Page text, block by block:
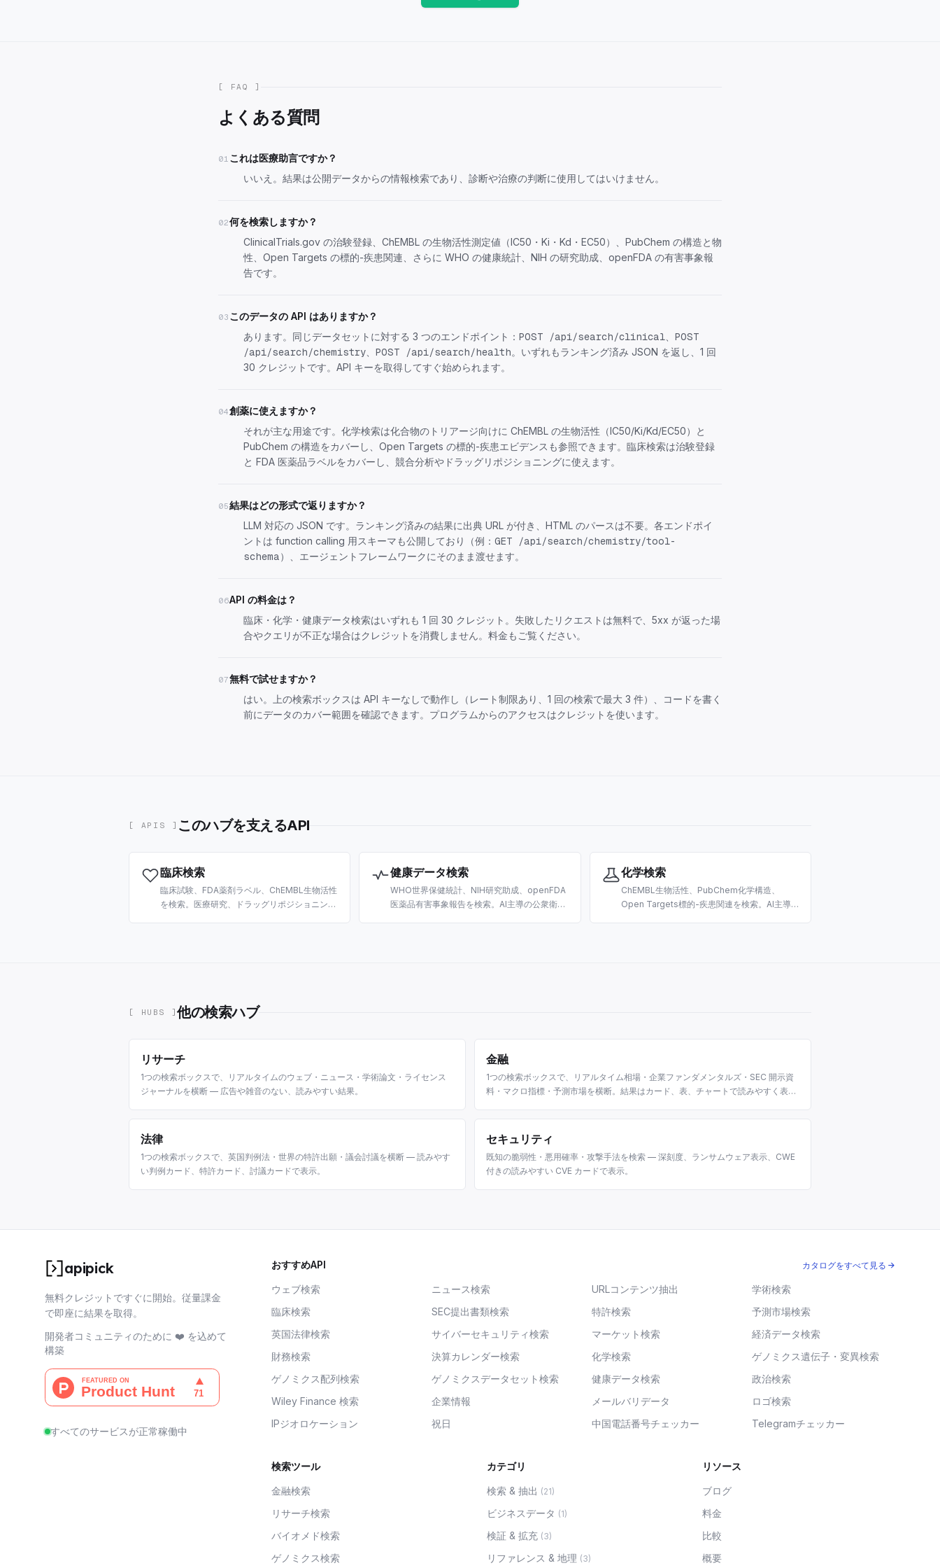
[ FAQ ]
よくある質問
01 これは医療助言ですか？
いいえ。結果は公開データからの情報検索であり、診断や治療の判断に使用してはいけません。
02何を検索しますか？
ClinicalTrials.gov の治験登録、ChEMBL の生物活性測定値（IC50・Ki・Kd・EC50）、PubChem の構造と物
性、Open Targets の標的-疾患関連、さらに WHO の健康統計、NIH の研究助成、openFDA の有害事象報
告です。
03 このデータの API はありますか？
あります。同じデータセットに対する 3 つのエンドポイント： POST /api/search/clinical
POST
/api/search/chemistry
POST /api/search/health。いずれもランキング済み JSON を返し、1 回
30 クレジットです。 API キーを取得してすぐ始められます。
04創薬に使えますか？
それが主な用途です。化学検索は化合物のトリアージ向けに ChEMBL の生物活性（IC50/Ki/Kd/EC50）と
PubChem の構造をカバーし、Open Targets の標的-疾患エビデンスも参照できます。臨床検索は治験登録
と FDA 医薬品ラベルをカバーし、競合分析やドラッグリポジショニングに使えます。
05結果はどの形式で返りますか？
LLM 対応の JSON です。ランキング済みの結果に出典 URL が付き、HTML のパースは不要。各エンドポイ
ントは function calling 用スキーマも公開しており（例： GET /api/search/chemistry/tool-
schema）、エージェントフレームワークにそのまま渡せます。
06API の料金は？
臨床・化学・健康データ検索はいずれも 1 回 30 クレジット。失敗したリクエストは無料で、5xx が返った場
合やクエリが不正な場合はクレジットを消費しません。 料金もご覧ください。
07無料で試せますか？
はい。上の検索ボックスは API キーなしで動作し（レート制限あり、1 回の検索で最大 3 件）、コードを書く
前にデータのカバー範囲を確認できます。プログラムからのアクセスはクレジットを使います。
[ APIS ] このハブを支えるAPI
臨床検索
臨床試験、FDA薬剤ラベル、ChEMBL生物活性
を検索。医療研究、ドラッグリポジショニン
健康データ検索
WHO世界保健統計、NIH研究助成、openFDA
医薬品有害事象報告を検索。AI主導の公衆衛生
化学検索
ChEMBL生物活性、PubChem化学構造、
Open Targets標的-疾患関連を検索。AI主導の
[ HUBS ]他の検索ハブ
リサーチ
1つの検索ボックスで、リアルタイムのウェブ・ニュース・学術論文・ライセンス
ジャーナルを横断 — 広告や雑音のない、読みやすい結果。
金融
1つの検索ボックスで、リアルタイム相場・企業ファンダメンタルズ・SEC 開示資
料・マクロ指標・予測市場を横断。結果はカード、表、チャートで読みやすく表示
法律
1つの検索ボックスで、英国判例法・世界の特許出願・議会討議を横断 — 読みやす
い判例カード、特許カード、討議カードで表示。
セキュリティ
既知の脆弱性・悪用確率・攻撃手法を検索 — 深刻度、ランサムウェア表示、CWE
付きの読みやすい CVE カードで表示。
apipick
無料クレジットですぐに開始。従量課金
で即座に結果を取得。
開発者コミュニティのために ❤️ を込めて
構築
すべてのサービスが正常稼働中
おすすめAPI カタログをすべて見る →
ウェブ検索 ニュース検索 URLコンテンツ抽出
学術検索
臨床検索
SEC提出書類検索 特許検索
予測市場検索
英国法律検索
サイバーセキュリティ検索 マーケット検索
経済データ検索
財務検索
決算カレンダー検索 化学検索
ゲノミクス遺伝子・変異検索
ゲノミクス配列検索
ゲノミクスデータセット検索 健康データ検索
政治検索
Wiley Finance 検索
企業情報 メールバリデータ
ロゴ検索
IPジオロケーション
祝日 中国電話番号チェッカー Telegramチェッカー
検索ツール
金融検索
リサーチ検索
バイオメド検索
ゲノミクス検索
カテゴリ
検索 & 抽出 (21)
ビジネスデータ (1)
検証 & 拡充 (3)
リファレンス & 地理 (3)
リソース
ブログ
料金
比較
概要